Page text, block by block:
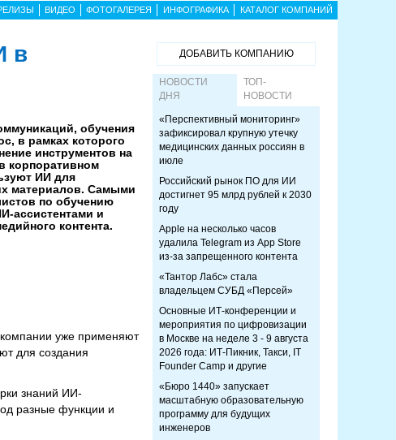
ВИДЕО ФОТОГАЛЕРЕЯ ИНФОГРАФИКА КАТАЛОГ КОМПАНИЙ
в
обучения
в рамках которого
инструментов на
корпоративном
ИИ для
материалов. Самыми
по обучению
ассистентами и
контента.
компании уже применяют
для создания
знаний ИИ-
разные функции и
ДОБАВИТЬ КОМПАНИЮ
НОВОСТИ
ДНЯ
ТОП-
НОВОСТИ
«Перспективный мониторинг»
зафиксировал крупную утечку
медицинских данных россиян в
июле
Российский рынок ПО для ИИ
достигнет 95 млрд рублей к 2030
году
Apple на несколько часов
удалила Telegram из App Store
из-за запрещенного контента
«Тантор Лабс» стала
владельцем СУБД «Персей»
Основные ИТ-конференции и
мероприятия по цифровизации
в Москве на неделе 3 - 9 августа
2026 года: ИТ-Пикник, Такси, IT
Founder Camp и другие
«Бюро 1440» запускает
масштабную образовательную
программу для будущих
инженеров